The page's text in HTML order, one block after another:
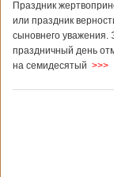
Праздник
или праздник
сыновнего уважения.
праздничный день
на семидесятый >>>